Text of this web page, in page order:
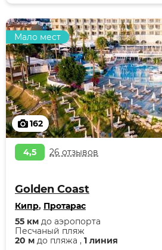
162
Мало мест
4,5 26 отзывов
Golden Coast
Кипр, Протарас
20 м до пляжа , 1 линия
Песчаный пляж
55 км до аэропорта